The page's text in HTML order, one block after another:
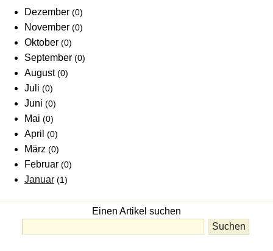
Dezember (0)
November (0)
Oktober (0)
September (0)
August (0)
Juli (0)
Juni (0)
Mai (0)
April (0)
März (0)
Februar (0)
Januar (1)
Einen Artikel suchen